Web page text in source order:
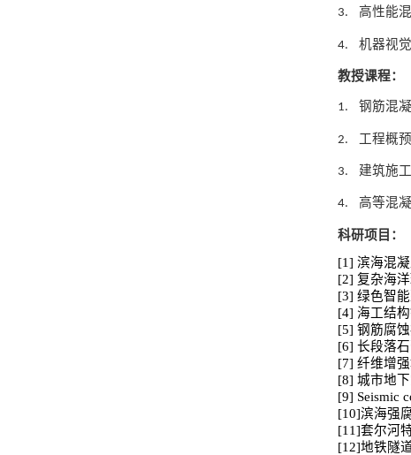
3. 高性能
4. 机器视
教授课程：
1. 钢筋混
2. 工程概
3. 建筑施
4. 高等混
科研项目：
[1] 滨海混
[2] 复杂海
[3] 绿色智
[4] 海工结
[5] 钢筋腐
[6] 长段落
[7] 纤维增
[8] 城市地
[9] Seismic
[10]滨海强
[11]套尔河
[12]地铁隧